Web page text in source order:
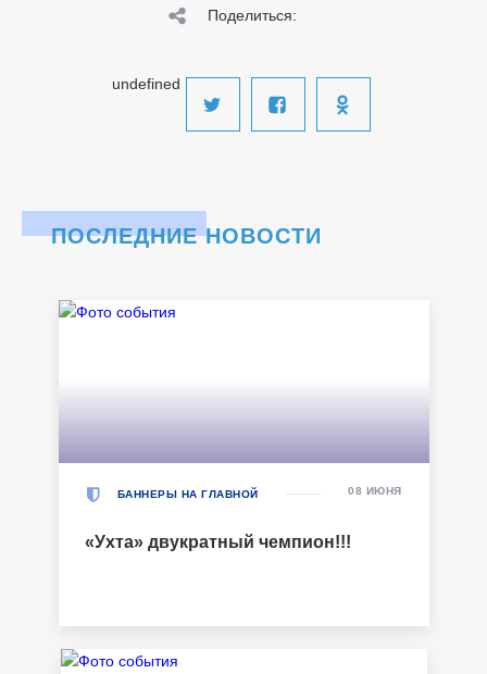
Поделиться:
undefined
ПОСЛЕДНИЕ НОВОСТИ
БАННЕРЫ НА ГЛАВНОЙ
«Ухта» двукратный чемпион!!!
08 ИЮНЯ